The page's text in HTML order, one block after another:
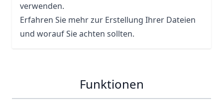
verwenden.
Erfahren Sie mehr zur Erstellung Ihrer Dateien
und worauf Sie achten sollten.
Funktionen